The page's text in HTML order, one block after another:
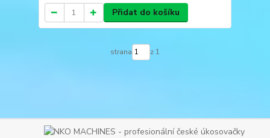
Přidat do košíku
strana z 1